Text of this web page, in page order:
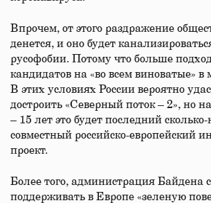
Впрочем, от этого раздражение
денется, и оно будет
русофобии. Потому что больше
кандидатов на «во всем виноватые» в
В этих условиях России вероятно
достроить «Северный поток – 2», но
– 15 лет это будет последний
совместный российско-европейский
проект.
Более того, администрация Байдена
поддерживать в Европе «зеленую